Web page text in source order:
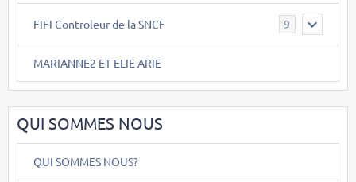
FIFI Controleur de la SNCF 9
MARIANNE2 ET ELIE ARIE
QUI SOMMES NOUS
QUI SOMMES NOUS?